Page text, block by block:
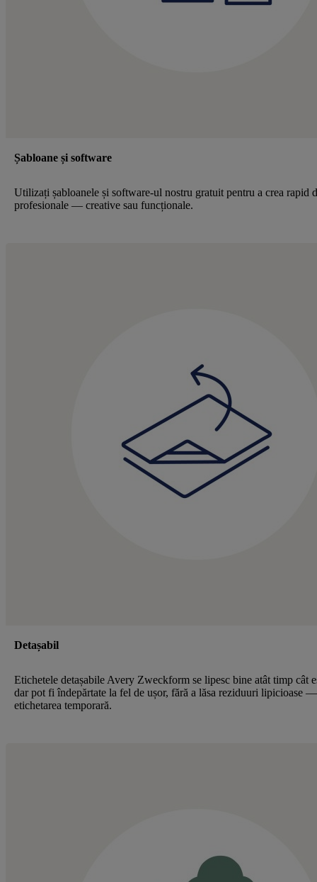
Șabloane și software
Utilizați șabloanele și software-ul nostru gratuit pentru a crea rapid
profesionale — creative sau funcționale.
Detașabil
Etichetele detașabile Avery Zweckform se lipesc bine atât timp cât
dar pot fi îndepărtate la fel de ușor, fără a lăsa reziduuri lipicioase
etichetarea temporară.